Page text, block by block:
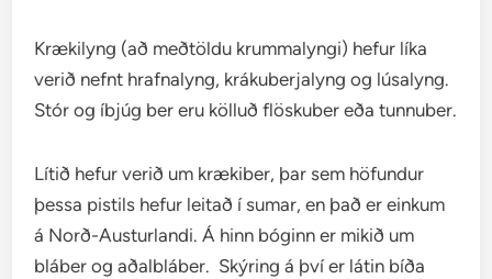
Krækilyng (að meðtöldu krummalyngi) hefur líka
verið nefnt hrafnalyng, krákuberjalyng og lúsalyng.
Stór og íbjúg ber eru kölluð flöskuber eða tunnuber.
Lítið hefur verið um krækiber, þar sem höfundur
þessa pistils hefur leitað í sumar, en það er einkum
á Norð-Austurlandi. Á hinn bóginn er mikið um
bláber og aðalbláber. Skýring á því er látin bíða